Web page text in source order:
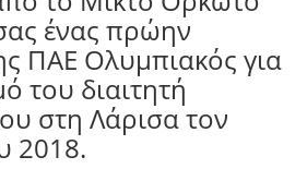
ένας πρώην
ΠΑΕ Ολυμπιακός για
του διαιτητή
στη Λάρισα τον
2018.